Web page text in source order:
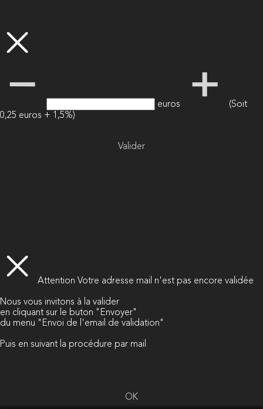
euros
(Soit
0,25 euros + 1,5%)
Valider
Attention Votre adresse mail n'est pas encore validée
Nous vous invitons à la valider
en cliquant sur le buton "Envoyer"
du menu "Envoi de l'email de validation"
Puis en suivant la procédure par mail
OK